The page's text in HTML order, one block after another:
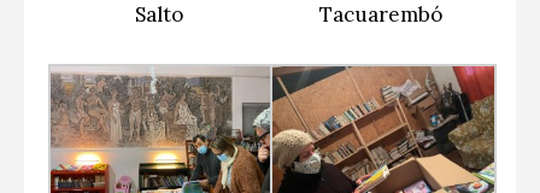
Salto
Tacuarembó